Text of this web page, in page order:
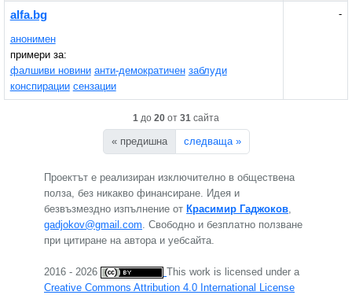
alfa.bg
анонимен
примери за:
фалшиви новини анти-демократичен заблуди
конспирации сензации
-
1 до 20 от 31 сайта
« предишна следваща »
Проектът е реализиран изключително в обществена
полза, без никакво финансиране. Идея и
безвъзмездно изпълнение от Красимир Гаджоков,
gadjokov@gmail.com. Свободно и безплатно ползване
при цитиране на автора и уебсайта.
2016 - 2026
This work is licensed under a
Creative Commons Attribution 4.0 International License